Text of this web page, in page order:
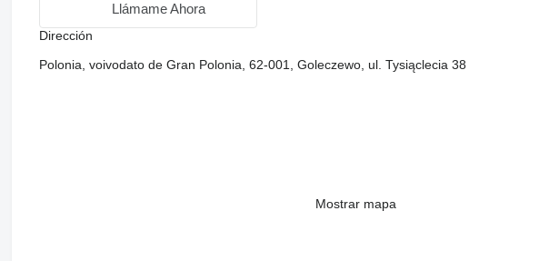
Llámame Ahora
Dirección
Polonia, voivodato de Gran Polonia, 62-001, Goleczewo, ul. Tysiąclecia 38
Mostrar mapa